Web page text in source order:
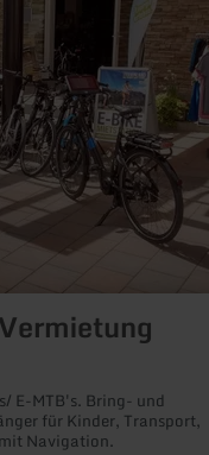
E-MTB's. Bring- und
für Kinder, Transport,
Navigation.